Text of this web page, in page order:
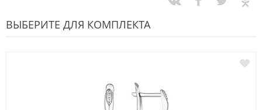
ВЫБЕРИТЕ ДЛЯ КОМПЛЕКТА